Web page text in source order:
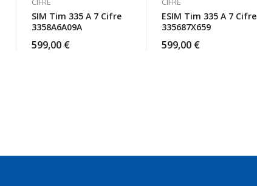
SIM Tim 335 A 7 Cifre
3358A6A09A
599,00 €
ESIM Tim 335 A 7 Cifre
335687X659
599,00 €